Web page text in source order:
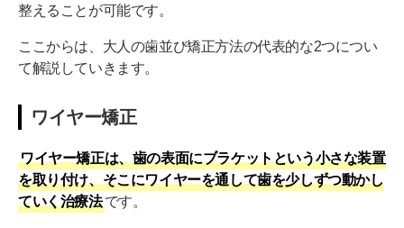
整えることが可能です。
ここからは、大人の歯並び矯正方法の代表的な2つについ
て解説していきます。
ワイヤー矯正
ワイヤー矯正は、歯の表面にブラケットという小さな装置
を取り付け、そこにワイヤーを通して歯を少しずつ動かし
ていく治療法です。